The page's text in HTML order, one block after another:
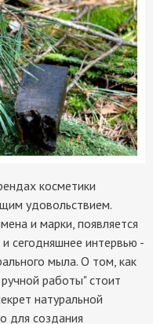
косметики
удовольствием.
и марки, появляется
сегодняшнее интервью -
мыла. О том, как
работы" стоит
натуральной
для создания